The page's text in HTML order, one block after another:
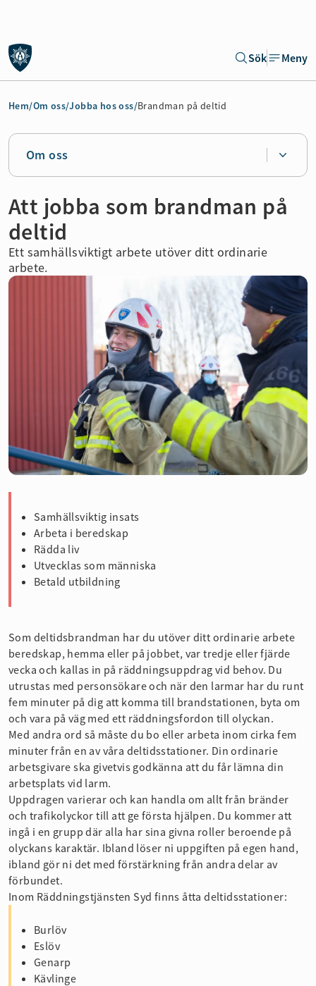
Sök Meny
Hem/Om oss/Jobba hos oss/Brandman på deltid
Om oss
Att jobba som brandman på
deltid
Ett samhällsviktigt arbete utöver ditt ordinarie
arbete.
Samhällsviktig insats
Arbeta i beredskap
Rädda liv
Utvecklas som människa
Betald utbildning
Som deltidsbrandman har du utöver ditt ordinarie arbete
beredskap, hemma eller på jobbet, var tredje eller fjärde
vecka och kallas in på räddningsuppdrag vid behov. Du
utrustas med personsökare och när den larmar har du runt
fem minuter på dig att komma till brandstationen, byta om
och vara på väg med ett räddningsfordon till olyckan.
Med andra ord så måste du bo eller arbeta inom cirka fem
minuter från en av våra deltidsstationer. Din ordinarie
arbetsgivare ska givetvis godkänna att du får lämna din
arbetsplats vid larm.
Uppdragen varierar och kan handla om allt från bränder
och trafikolyckor till att ge första hjälpen. Du kommer att
ingå i en grupp där alla har sina givna roller beroende på
olyckans karaktär. Ibland löser ni uppgiften på egen hand,
ibland gör ni det med förstärkning från andra delar av
förbundet.
Inom Räddningstjänsten Syd finns åtta deltidsstationer:
Burlöv
Eslöv
Genarp
Kävlinge